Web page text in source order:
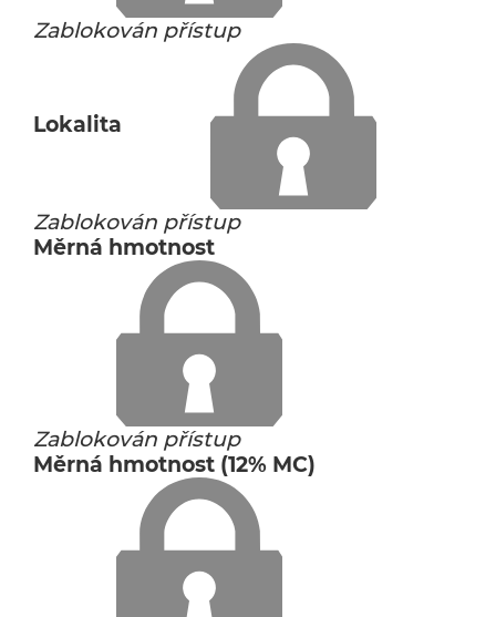
Zablokován přístup
Lokalita
Zablokován přístup
Měrná hmotnost
Zablokován přístup
Měrná hmotnost (12% MC)